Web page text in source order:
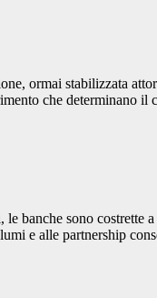
ormai stabilizzata
che determinano il
banche sono costrette
e alle partnership